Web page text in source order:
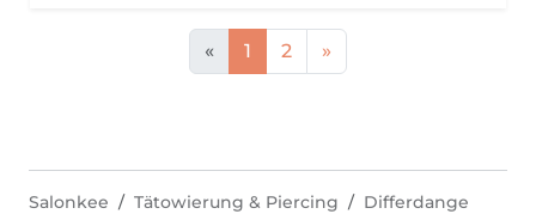
« 1 2 »
Salonkee Tätowierung & Piercing Differdange